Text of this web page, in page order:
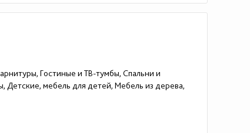
Гостиные и ТВ-тумбы, Спальни и
Детские, мебель для детей, Мебель из дерева,